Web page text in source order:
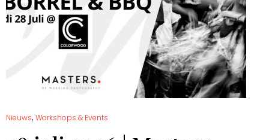
Nieuws, Workshops & Events